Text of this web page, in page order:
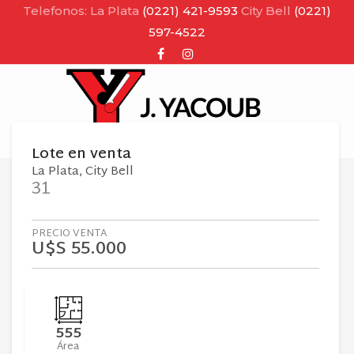
Telefonos: La Plata (0221) 421-9593 City Bell (0221)
597-4522
FacebookInstagram
Lote en venta
La Plata City Bell
31
PRECIO VENTA
U$S 55.000
555
Área